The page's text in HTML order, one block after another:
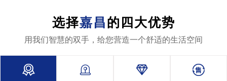
选择嘉昌的四大优势
用我们智慧的双手，给您营造一个舒适的生活空间
   